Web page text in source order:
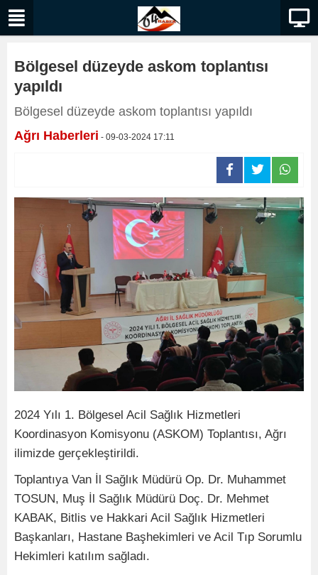
Bölgesel düzeyde askom toplantısı
yapıldı
Bölgesel düzeyde askom toplantısı yapıldı
Ağrı Haberleri - 09-03-2024 17:11
2024 Yılı 1. Bölgesel Acil Sağlık Hizmetleri
Koordinasyon Komisyonu (ASKOM) Toplantısı, Ağrı
ilimizde gerçekleştirildi.
Toplantıya Van İl Sağlık Müdürü Op. Dr. Muhammet
TOSUN, Muş İl Sağlık Müdürü Doç. Dr. Mehmet
KABAK, Bitlis ve Hakkari Acil Sağlık Hizmetleri
Başkanları, Hastane Başhekimleri ve Acil Tıp Sorumlu
Hekimleri katılım sağladı.